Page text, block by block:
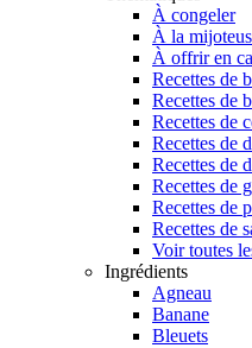
À congeler
À la
À offrir en
Recettes de
Recettes de
Recettes de
Recettes de
Recettes de
Recettes de
Recettes de
Recettes de
Voir toutes
Ingrédients
Agneau
Banane
Bleuets